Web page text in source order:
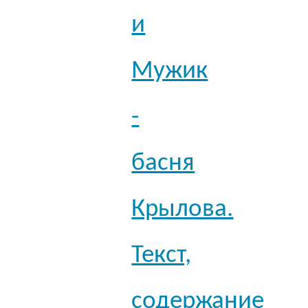
и
Мужик
-
басня
Крылова.
Текст,
содержание